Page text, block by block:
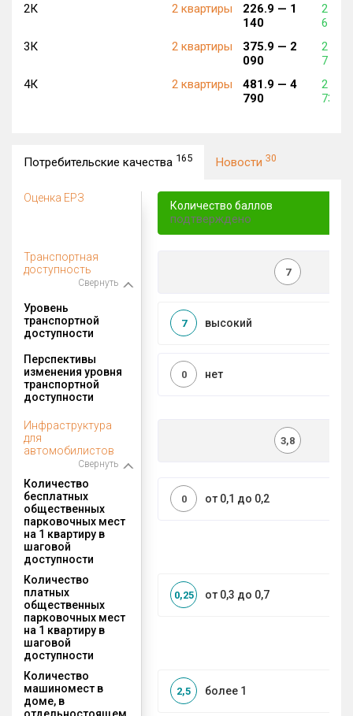
2К
2 квартиры 226.9 — 1
140
2
6 869
3К
2 квартиры 375.9 — 2
090
2
7 358
4К
2 квартиры 481.9 — 4
790
2
73
Потребительские качества 165 Новости 30
Оценка ЕРЗ
Количество баллов
подтверждено
Транспортная
доступность
Свернуть
7
Уровень
транспортной
доступности
высокий
7
Перспективы
изменения уровня
транспортной
доступности
нет
0
Инфраструктура
для
автомобилистов
Свернуть
3,8
Количество
бесплатных
общественных
парковочных мест
на 1 квартиру в
шаговой
доступности
от 0,1 до 0,2
0
Количество
платных
общественных
парковочных мест
на 1 квартиру в
шаговой
доступности
от 0,3 до 0,7
0,25
Количество
машиномест в
доме, в
отдельностоящем
более 1
2,5